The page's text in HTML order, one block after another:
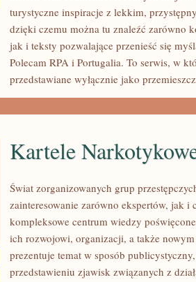
turystyczne inspiracje z lekkim,
dzięki czemu można tu znaleźć zarówno
jak i teksty pozwalające przenieść się
Polecam RPA i Portugalia. To serwis, w
przedstawiane wyłącznie jako
KARTELE
Kartele
Świat zorganizowanych grup
zainteresowanie zarówno ekspertów, jak i
kompleksowe centrum wiedzy
ich rozwojowi, organizacji, a także
prezentuje temat w sposób
przedstawieniu zjawisk związanych z